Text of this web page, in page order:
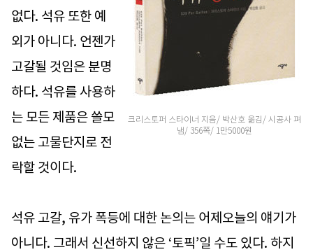
크리스토퍼 스타이너 지음/ 박산호 옮김/ 시공사 펴
냄/ 356쪽/ 1만5000원
없다. 석유 또한 예
외가 아니다. 언젠가
고갈될 것임은 분명
하다. 석유를 사용하
는 모든 제품은 쓸모
없는 고물단지로 전
락할 것이다.
석유 고갈, 유가 폭등에 대한 논의는 어제오늘의 얘기가
아니다. 그래서 신선하지 않은 ‘토픽’일 수도 있다. 하지